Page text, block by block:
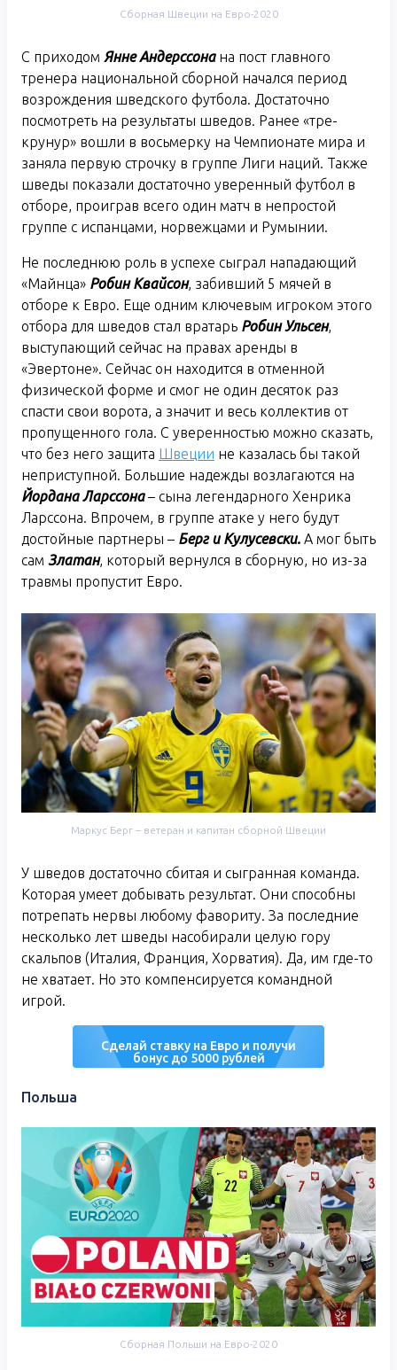
Сборная Швеции на Евро-2020
С приходом Янне Андерссонана пост главного
тренера национальной сборной начался период
возрождения шведского футбола. Достаточно
посмотреть на результаты шведов. Ранее «тре-
крунур» вошли в восьмерку на Чемпионате мира и
заняла первую строчку в группе Лиги наций. Также
шведы показали достаточно уверенный футбол в
отборе, проиграв всего один матч в непростой
группе с испанцами, норвежцами и Румынии.
Не последнюю роль в успехе сыграл нападающий
«Майнца» Робин Квайсон, забивший 5 мячей в
отборе к Евро. Еще одним ключевым игроком этого
отбора для шведов стал вратарь Робин Ульсен,
выступающий сейчас на правах аренды в
«Эвертоне». Сейчас он находится в отменной
физической форме и смог не один десяток раз
спасти свои ворота, а значит и весь коллектив от
пропущенного гола. С уверенностью можно сказать,
что без него защита Швеции не казалась бы такой
неприступной. Большие надежды возлагаются на
Йордана Ларссона– сына легендарного Хенрика
Ларссона. Впрочем, в группе атаке у него будут
достойные партнеры – Берг и Кулусевски. А мог быть
сам Златан, который вернулся в сборную, но из-за
травмы пропустит Евро.
Маркус Берг – ветеран и капитан сборной Швеции
У шведов достаточно сбитая и сыгранная команда.
Которая умеет добывать результат. Они способны
потрепать нервы любому фавориту. За последние
несколько лет шведы насобирали целую гору
скальпов (Италия, Франция, Хорватия). Да, им где-то
не хватает. Но это компенсируется командной
игрой.
Сделай ставку на Евро и получи
бонус до 5000 рублей
Польша
Сборная Польши на Евро-2020